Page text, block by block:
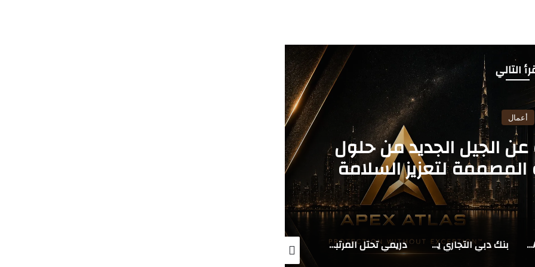
التالي
أعمال
الجديد من حلول
البنية التحتية الوقائية المصممة لتعزيز السلامة
والمرونة المؤسسية
مجموعة AU Group في الشرق الأوسط وأفريقيا تُبرز تخفيف متطلبات رأس المال كمحرك رئيسي لتعزيز الإقراض للقطاعات الاستراتيجية في دول مجلس التعاون الخليجي بنك دبي التجاري يطلق قرض المعادن الثمينة بهيكل رقمي مبتكر قائم على XAU لدعم قطاع تجارة الذهب في الإمارات دريمي تحتل المرتبة الأولى عالمياً في مبيعات وإيرادات المكانس الروبوتية وفقاً لمؤسسة البيانات الدولية (IDC)